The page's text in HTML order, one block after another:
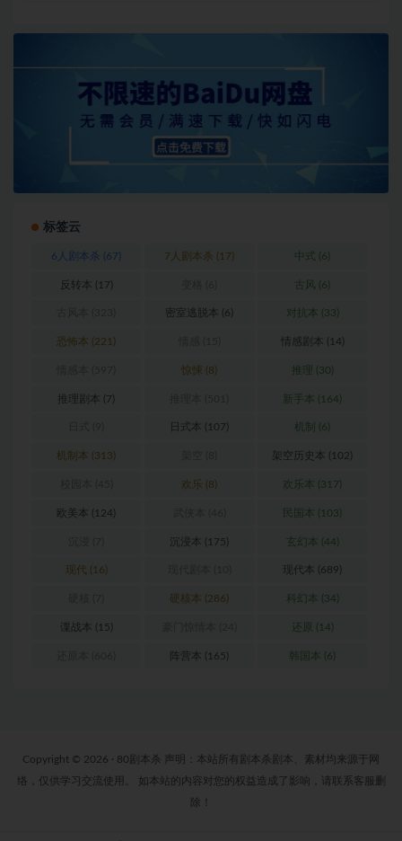
标签云
6人剧本杀 (67) 7人剧本杀 (17) 中式 (6)
反转本 (17) 古风 (6)
密室逃脱本 (6) 对抗本 (33)
恐怖本 (221) 情感剧本 (14)
惊悚 (8) 推理 (30)
推理剧本 (7) 新手本 (164)
日式本 (107) 机制 (6)
机制本 (313) 架空历史本 (102)
欢乐 (8) 欢乐本 (317)
欧美本 (124) 民国本 (103)
沉浸本 (175) 玄幻本 (44)
现代 (16) 现代本 (689)
硬核本 (286) 科幻本 (34)
谍战本 (15) 还原 (14)
阵营本 (165) 韩国本 (6)
Copyright © 2026 · 80剧本杀 声明：本站所有剧本杀剧本、素材均来源于网
络，仅供学习交流使用。 如本站的内容对您的权益造成了影响，请联系客服删
除！